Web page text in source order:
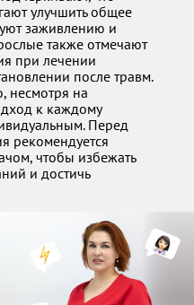
улучшить общее
заживлению и
также отмечают
при лечении
после травм.
несмотря на
к каждому
Перед
рекомендуется
чтобы избежать
и достичь